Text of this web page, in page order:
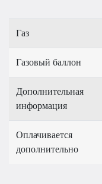
Газ
Газовый баллон
Дополнительная
информация
Оплачивается
дополнительно